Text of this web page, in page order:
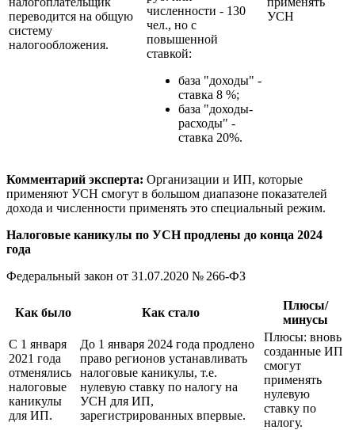
переводится на общую
систему
налогообложения.
численности - 130
чел., но с
повышенной
ставкой:
база "доходы" -
ставка 8 %;
база "доходы-
расходы" -
ставка 20%.
УСН
Комментарий эксперта: Организации и ИП, которые
применяют УСН смогут в большом диапазоне показателей
дохода и численности применять это специальный режим.
Налоговые каникулы по УСН продлены до конца 2024
года
Федеральный закон от 31.07.2020 № 266-ФЗ
Как было Как стало
Плюсы/
минусы
С 1 января
2021 года
отменялись
налоговые
каникулы
для ИП.
До 1 января 2024 года продлено
право регионов устанавливать
налоговые каникулы, т.е.
нулевую ставку по налогу на
УСН для ИП,
зарегистрированных впервые.
Плюсы: вновь
созданные ИП
смогут
применять
нулевую
ставку по
налогу.